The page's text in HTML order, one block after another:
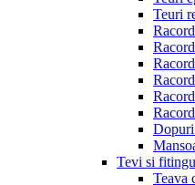
Teuri
Dopuri
Tevi si
Teava